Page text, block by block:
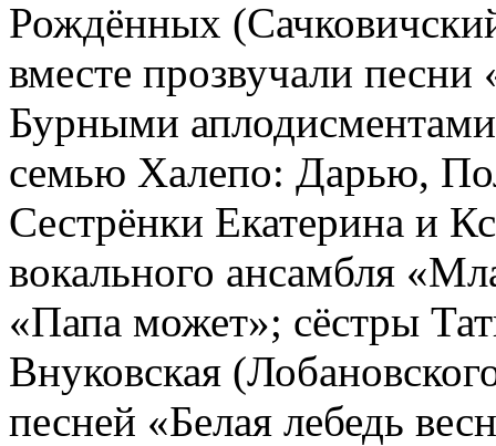
Рождённых
вместе прозвучали
Бурными аплодисментами
семью Халепо: Дарью,
Сестрёнки Екатерина и
вокального ансамбля
«Папа может»; сёстры
Внуковская
песней «Белая лебедь